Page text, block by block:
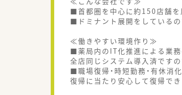
■首都圏を中心に約150店舗を
■ドミナント展開をしているの
≪働きやすい環境作り≫
■薬局内のIT化推進による業務
全店同じシステム導入済です
■職場復帰・時短勤務・有休消
復帰に当たり安心して復帰でき